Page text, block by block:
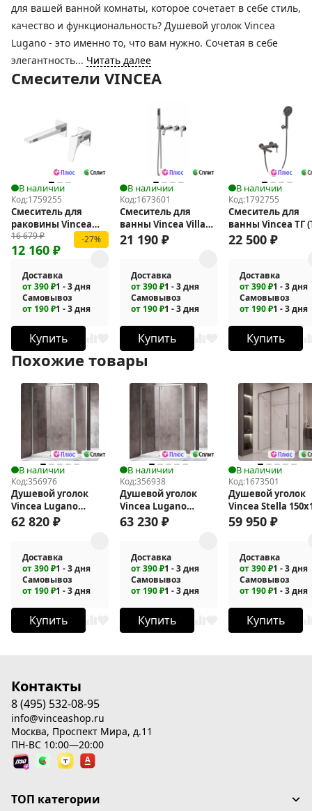
для вашей ванной комнаты, которое сочетает в себе стиль,
качество и функциональность? Душевой уголок Vincea
Lugano - это именно то, что вам нужно. Сочетая в себе
элегантность... Читать далее
Смесители VINCEA
В наличии
Код:1759255
Смеситель для
раковины Vincea
Puro VBFW-5P01CH
16 679₽
12 160 ₽
-27%
Доставка
от 390 ₽1 - 3 дня
Самовывоз
от 190 ₽1 - 3 дня
Купить
В наличии
Код:1673601
Смеситель для
ванны Vincea Villa
VTFW-1VL1CH
21 190 ₽
Доставка
от 390 ₽1 - 3 дня
Самовывоз
от 190 ₽1 - 3 дня
Купить
В наличии
Код:1792755
Смеситель для
ванны Vincea ТГ
VTFW-5TG2GM
22 500 ₽
Доставка
от 390 ₽1 - 3 дня
Самовывоз
от 190 ₽1 - 3 дня
Купить
Похожие товары
В наличии
Код:356976
Душевой уголок
Vincea Lugano
150х90 VSR-1L9015CL-
62 820 ₽
Доставка
от 390 ₽1 - 3 дня
Самовывоз
от 190 ₽1 - 3 дня
Купить
В наличии
Код:356938
Душевой уголок
Vincea Lugano
150х100 VSR-
63 230 ₽
Доставка
от 390 ₽1 - 3 дня
Самовывоз
от 190 ₽1 - 3 дня
Купить
В наличии
Код:1673501
Душевой уголок
Vincea Stella
VSR-1ST1015CLGM
59 950 ₽
Доставка
от 390 ₽1 - 3 дня
Самовывоз
от 190 ₽1 - 3 дня
Купить
Контакты
8 (495) 532-08-95
info@vinceashop.ru
Москва, Проспект Мира, д.11
ПН-ВС 10:00—20:00
ТОП категории